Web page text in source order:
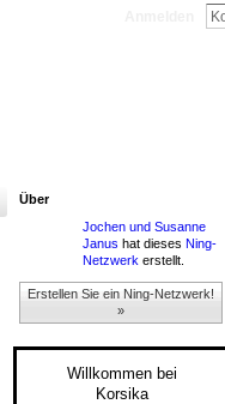
Über
Jochen und Susanne
Janus hat dieses Ning-
Netzwerk erstellt.
Erstellen Sie ein Ning-Netzwerk!
»
Willkommen bei
Korsika